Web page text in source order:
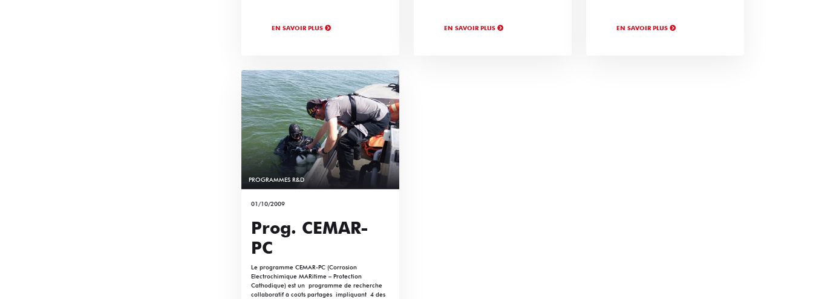
EN SAVOIR PLUS EN SAVOIR PLUS EN SAVOIR PLUS
PROGRAMMES R&D
01/10/2009
Prog. CEMAR-
PC
Le programme CEMAR-PC (Corrosion
Electrochimique MARitime – Protection
Cathodique) est un programme de recherche
collaboratif à coûts partagés impliquant 4 des